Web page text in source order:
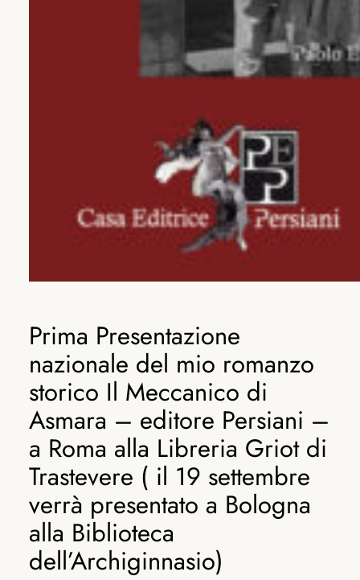
Prima Presentazione
nazionale del mio romanzo
storico Il Meccanico di
Asmara – editore Persiani –
a Roma alla Libreria Griot di
Trastevere ( il 19 settembre
verrà presentato a Bologna
alla Biblioteca
dell’Archiginnasio)